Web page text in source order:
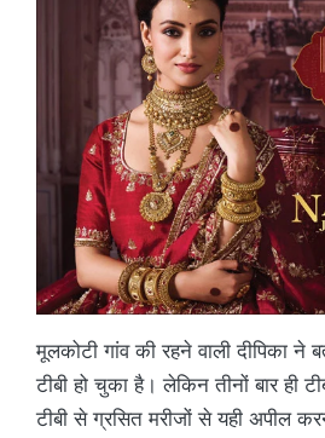
मूलकोटी गांव की रहने वाली दीपिका ने
टीबी हो चुका है। लेकिन तीनों बार ही
टीबी से ग्रसित मरीजों से यही अपील